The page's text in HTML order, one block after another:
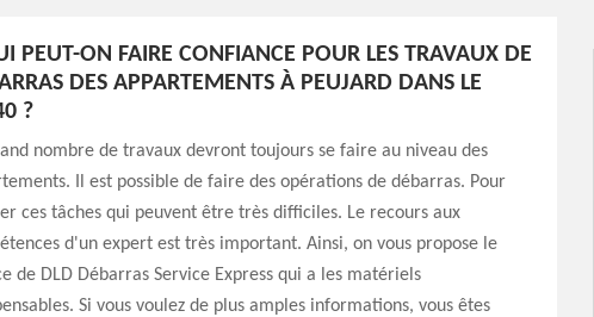
PEUT-ON FAIRE CONFIANCE POUR LES TRAVAUX DE
DES APPARTEMENTS À PEUJARD DANS LE
?
nombre de travaux devront toujours se faire au niveau des
Il est possible de faire des opérations de débarras. Pour
ces tâches qui peuvent être très difficiles. Le recours aux
d'un expert est très important. Ainsi, on vous propose le
de DLD Débarras Service Express qui a les matériels
Si vous voulez de plus amples informations, vous êtes